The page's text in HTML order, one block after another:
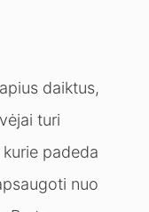
daiktus,
turi
padeda
nuo